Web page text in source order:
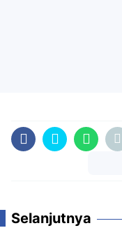
Selanjutnya